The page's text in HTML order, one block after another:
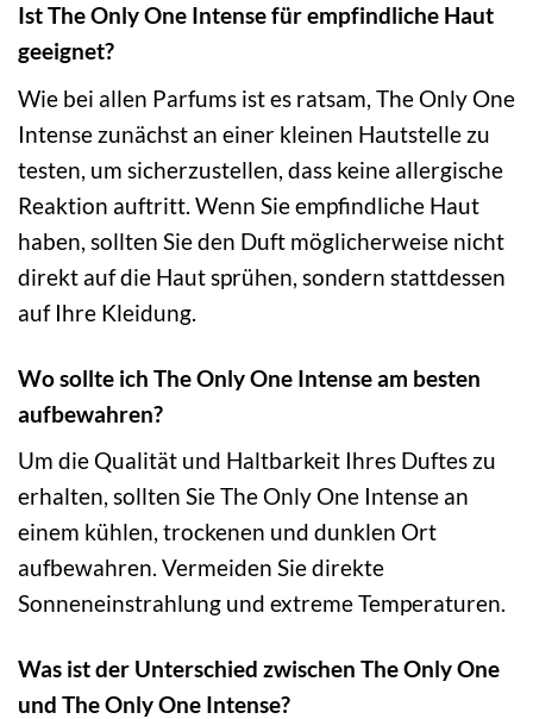
Ist The Only One Intense für empfindliche Haut
geeignet?
Wie bei allen Parfums ist es ratsam, The Only One
Intense zunächst an einer kleinen Hautstelle zu
testen, um sicherzustellen, dass keine allergische
Reaktion auftritt. Wenn Sie empfindliche Haut
haben, sollten Sie den Duft möglicherweise nicht
direkt auf die Haut sprühen, sondern stattdessen
auf Ihre Kleidung.
Wo sollte ich The Only One Intense am besten
aufbewahren?
Um die Qualität und Haltbarkeit Ihres Duftes zu
erhalten, sollten Sie The Only One Intense an
einem kühlen, trockenen und dunklen Ort
aufbewahren. Vermeiden Sie direkte
Sonneneinstrahlung und extreme Temperaturen.
Was ist der Unterschied zwischen The Only One
und The Only One Intense?